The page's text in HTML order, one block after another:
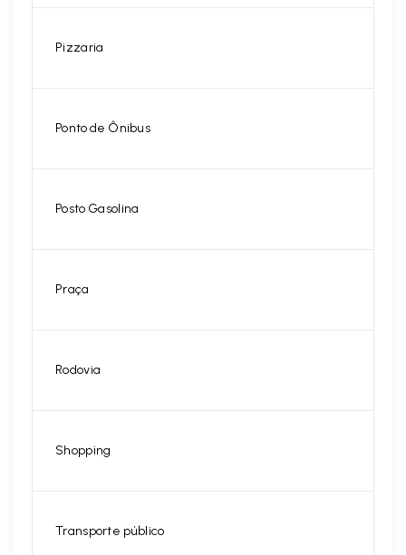
Pizzaria
Ponto de Ônibus
Posto Gasolina
Praça
Rodovia
Shopping
Transporte público